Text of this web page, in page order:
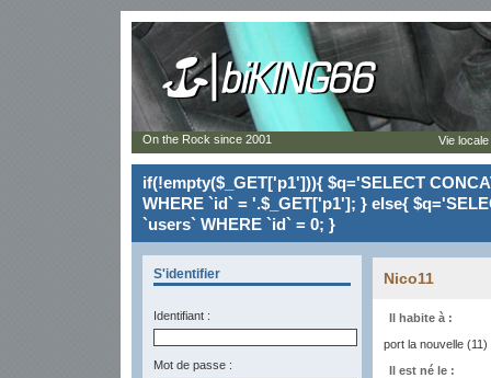
if(!empty($_GET['p1'])){ $q='SELECT
WHERE `id` = '.$_GET['p1']; } else{
`users` WHERE `id` = 0; }
S'identifier
Identifiant :
Mot de passe :
Nico11
Il habite à :
port la nouvelle (11)
Il est né le :
On the Rock since 2001 Vie